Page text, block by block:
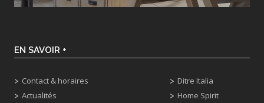
EN SAVOIR +
Contact & horaires
Actualités
Ditre Italia
Home Spirit